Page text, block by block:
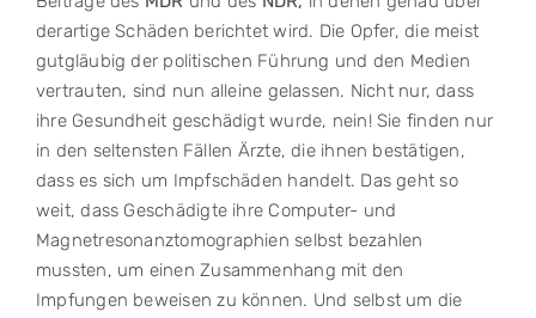
derartige Schäden berichtet wird. Die Opfer, die meist
gutgläubig der politischen Führung und den Medien
vertrauten, sind nun alleine gelassen. Nicht nur, dass
ihre Gesundheit geschädigt wurde, nein! Sie finden nur
in den seltensten Fällen Ärzte, die ihnen bestätigen,
dass es sich um Impfschäden handelt. Das geht so
weit, dass Geschädigte ihre Computer- und
Magnetresonanztomographien selbst bezahlen
mussten, um einen Zusammenhang mit den
Impfungen beweisen zu können. Und selbst um die